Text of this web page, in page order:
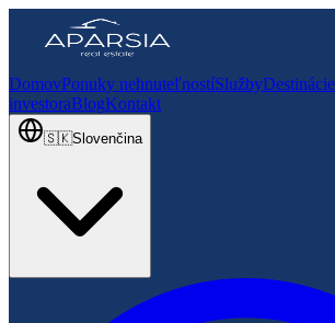
DomovPonuky nehnuteľnostíSlužbyDestinácie
investoraBlogKontakt
🇸🇰Slovenčina